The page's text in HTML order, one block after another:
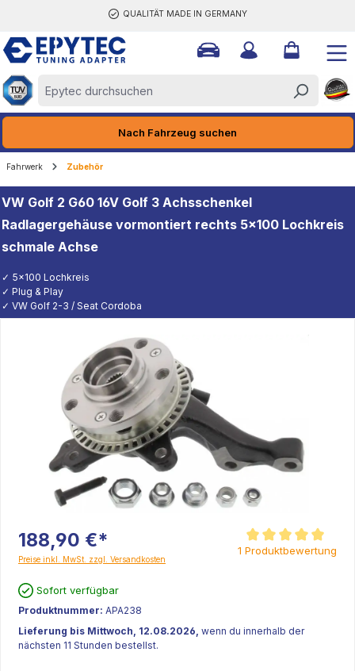
QUALITÄT MADE IN GERMANY
Nach Fahrzeug suchen
Fahrwerk Zubehör
VW Golf 2 G60 16V Golf 3 Achsschenkel
Radlagergehäuse vormontiert rechts 5x100 Lochkreis
schmale Achse
✓ 5x100 Lochkreis
✓ Plug & Play
✓ VW Golf 2-3 / Seat Cordoba
188,90 €*
Preise inkl. MwSt. zzgl. Versandkosten
Durchschnittliche
1 Produktbewertung
Sofort verfügbar
Produktnummer: APA238
Lieferung bis Mittwoch, 12.08.2026, wenn du innerhalb der
nächsten 11 Stunden bestellst.